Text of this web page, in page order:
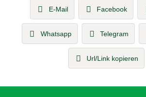
E-Mail Facebook
Whatsapp Telegram
Url/Link kopieren